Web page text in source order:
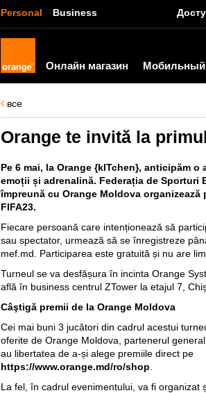
Personal Business
Онлайн магазин Мобильный
все
Orange te invită la
Pe 6 mai, la Orange {kITchen}, anticipăm o
emoții și adrenalină. Federația de Sporturi
împreună cu Orange Moldova
FIFA23.
Fiecare persoană care intenționează să
sau spectator, urmează să se înregistreze
mef.md . Participarea este gratuită și nu are
Turneul se va desfășura în incinta Orange
află în business centrul ZTower la etajul 7,
Câştigă premii de la Orange Moldova
Cei mai buni 3 jucători din cadrul acestui
oferite de Orange Moldova, partenerul
au libertatea de a-și alege premiile direct pe
https://www.orange.md/ro/shop
La fel, în cadrul evenimentului, va fi organizat